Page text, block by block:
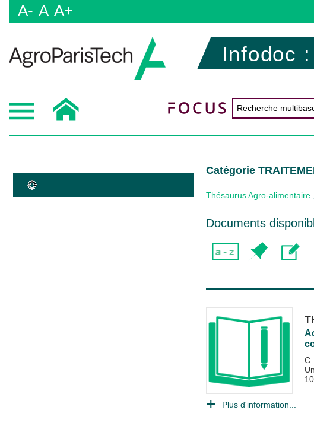
A- A A+
Infodoc
Catégorie
Thésaurus Agro-alimentaire
Documents
Plus d'information...